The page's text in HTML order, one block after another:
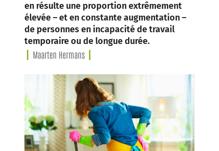
en résulte une proportion extrêmement
élevée – et en constante augmentation –
de personnes en incapacité de travail
temporaire ou de longue durée.
Maarten Hermans